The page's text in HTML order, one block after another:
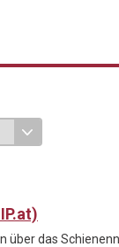
über das